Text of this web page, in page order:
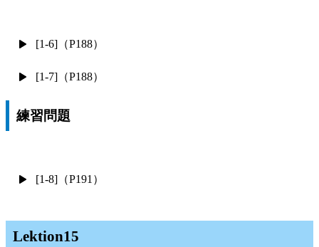
[1-6]（P188）
[1-7]（P188）
練習問題
[1-8]（P191）
Lektion15